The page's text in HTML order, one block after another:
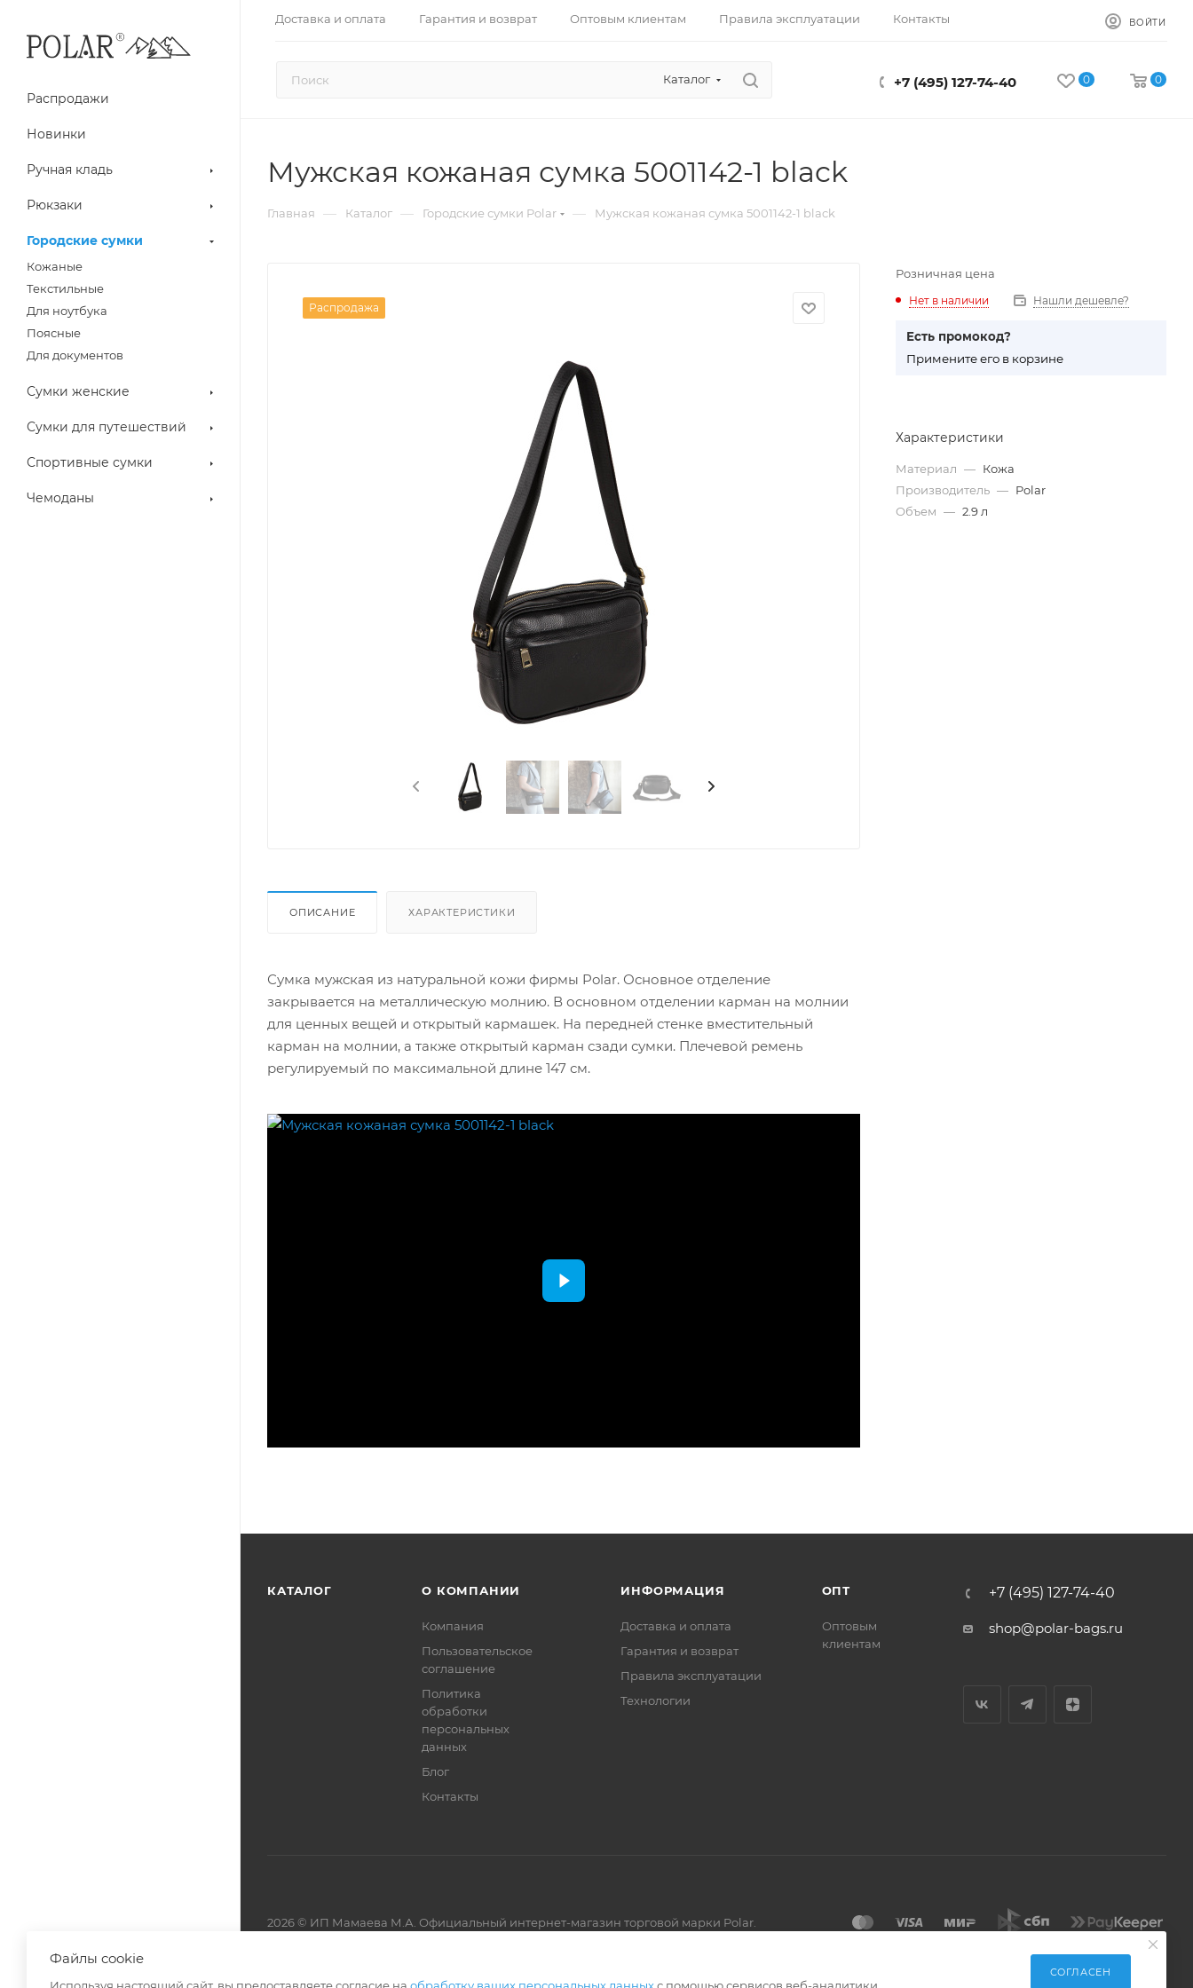
Доставка и оплата Гарантия и возврат Оптовым клиентам Правила эксплуатации Контакты ВОЙТИ
Каталог +7 (495) 127-74-40 0 0
Распродажи
Новинки
Ручная кладь
Рюкзаки
Городские сумки
Кожаные
Текстильные
Для ноутбука
Поясные
Для документов
Сумки женские
Сумки для путешествий
Спортивные сумки
Чемоданы
Мужская кожаная сумка 5001142-1 black
Главная — Каталог — Городские сумки Polar — Мужская кожаная сумка 5001142-1 black
Распродажа
ОПИСАНИЕ ХАРАКТЕРИСТИКИ
Сумка мужская из натуральной кожи фирмы Polar. Основное отделение
закрывается на металлическую молнию. В основном отделении карман на молнии
для ценных вещей и открытый кармашек. На передней стенке вместительный
карман на молнии, а также открытый карман сзади сумки. Плечевой ремень
регулируемый по максимальной длине 147 см.
Розничная цена
Нет в наличии Нашли дешевле?
Есть промокод?
Примените его в корзине
Характеристики
Материал — Кожа
Производитель — Polar
Объем — 2.9 л
КАТАЛОГ О КОМПАНИИ
Компания
Пользовательское
соглашение
Политика
обработки
персональных
данных
Блог
Контакты
ИНФОРМАЦИЯ
Доставка и оплата
Гарантия и возврат
Правила эксплуатации
Технологии
ОПТ
Оптовым
клиентам
+7 (495) 127-74-40
shop@polar-bags.ru
2026 © ИП Мамаева М.А. Официальный интернет-магазин торговой марки Polar.
Файлы cookie
Используя настоящий сайт, вы предоставляете согласие на обработку ваших персональных данныхс помощью сервисов веб-аналитики.
СОГЛАСЕН